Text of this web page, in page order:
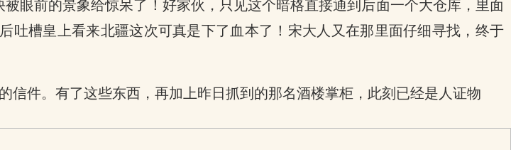
眼前的景象给惊呆了！好家伙，只见这个暗格直接通到后面一个大仓库，里面
槽皇上看来北疆这次可真是下了血本了！宋大人又在那里面仔细寻找，终于
件。有了这些东西，再加上昨日抓到的那名酒楼掌柜，此刻已经是人证物